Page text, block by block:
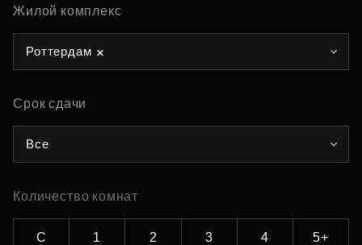
Жилой комплекс
Роттердам
Срок сдачи
Все
Количество комнат
С 1 2 3 4 5+